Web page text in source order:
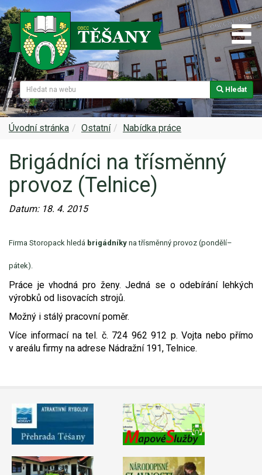
Hledat
Úvodní stránka Ostatní Nabídka práce
Brigádníci na třísměnný
provoz (Telnice)
Datum: 18. 4. 2015
Firma Storopack hledá brigádníky na třísměnný provoz (pondělí–
pátek).
Práce je vhodná pro ženy. Jedná se o odebírání lehkých
výrobků od lisovacích strojů.
Možný i stálý pracovní poměr.
Více informací na tel. č. 724 962 912 p. Vojta nebo přímo
v areálu firmy na adrese Nádražní 191, Telnice.
Naše obec
Z historie
Památky v Těšanech
Zajímavosti v obci
Znak a prapor obce
Virtuální prohlídka
Naše koně
Úřední deska
Samospráva
Dokumenty obce
Projekty
Matrika
Hlášení rozhlasu
Mapové služby
Kontakty a info
Spolky a sdružení
Kultura
Obecní knihovna
Srub
Sport
Ohlédnutí za lety 2015-2019
Škola
Farnost
Služby, firmy
Zdravotní služby
Foto, video
Rezervační systém obce
Smuteční oznámení
Odkazy